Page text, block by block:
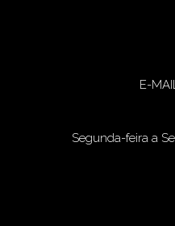
E-
Segunda-feira a